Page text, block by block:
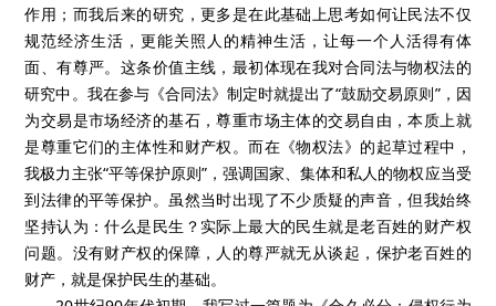
作用；而我后来的研究，更多是在此基础上思考如何让民法不仅
规范经济生活，更能关照人的精神生活，让每一个人活得有体
面、有尊严。这条价值主线，最初体现在我对合同法与物权法的
研究中。我在参与《合同法》制定时就提出了“鼓励交易原则”，因
为交易是市场经济的基石，尊重市场主体的交易自由，本质上就
是尊重它们的主体性和财产权。而在《物权法》的起草过程中，
我极力主张“平等保护原则”，强调国家、集体和私人的物权应当受
到法律的平等保护。虽然当时出现了不少质疑的声音，但我始终
坚持认为：什么是民生？实际上最大的民生就是老百姓的财产权
问题。没有财产权的保障，人的尊严就无从谈起，保护老百姓的
财产，就是保护民生的基础。